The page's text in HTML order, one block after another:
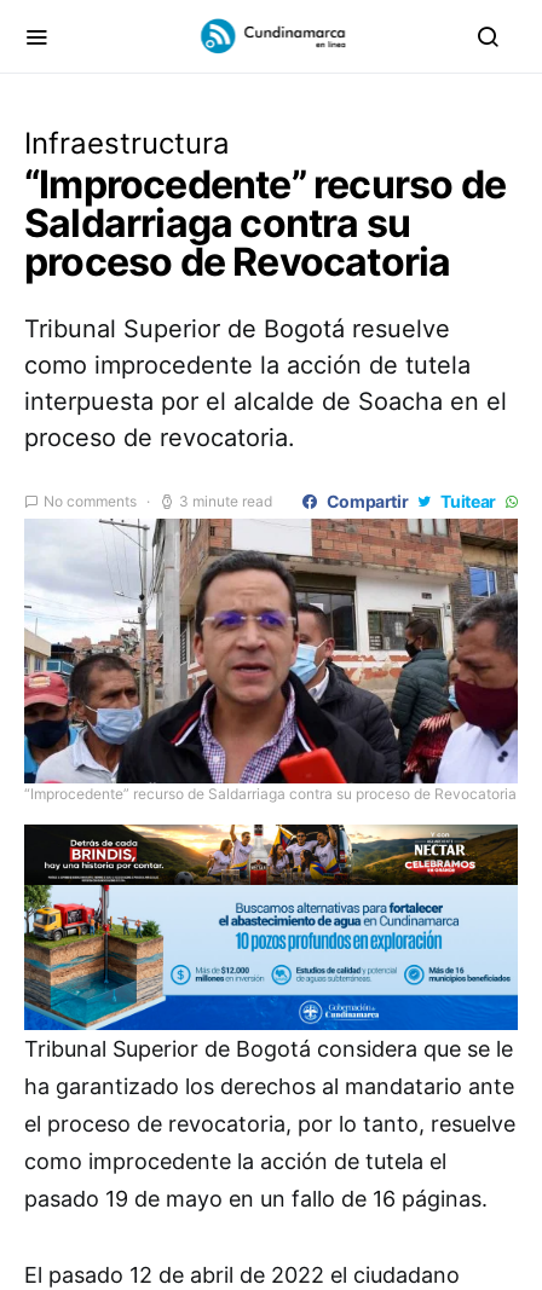
Infraestructura
“Improcedente” recurso de
Saldarriaga contra su
proceso de Revocatoria
Tribunal Superior de Bogotá resuelve
como improcedente la acción de tutela
interpuesta por el alcalde de Soacha en el
proceso de revocatoria.
No comments 3 minute read Compartir Tuitear
“Improcedente” recurso de Saldarriaga contra su proceso de Revocatoria
Tribunal Superior de Bogotá considera que se le
ha garantizado los derechos al mandatario ante
el proceso de revocatoria, por lo tanto, resuelve
como improcedente la acción de tutela el
pasado 19 de mayo en un fallo de 16 páginas.
El pasado 12 de abril de 2022 el ciudadano